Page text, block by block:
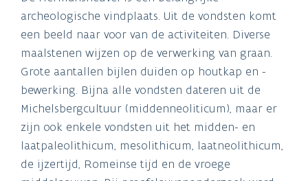
archeologische vindplaats. Uit de vondsten komt
een beeld naar voor van de activiteiten. Diverse
maalstenen wijzen op de verwerking van graan.
Grote aantallen bijlen duiden op houtkap en -
bewerking. Bijna alle vondsten dateren uit de
Michelsbergcultuur (middenneoliticum), maar er
zijn ook enkele vondsten uit het midden- en
laatpaleolithicum, mesolithicum, laatneolithicum,
de ijzertijd, Romeinse tijd en de vroege